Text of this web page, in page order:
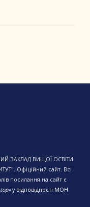
ЗАКЛАД ВИЩОЇ ОСВІТИ
Офіційний сайт. Всі
посилання на сайт є
у відповідності МОН